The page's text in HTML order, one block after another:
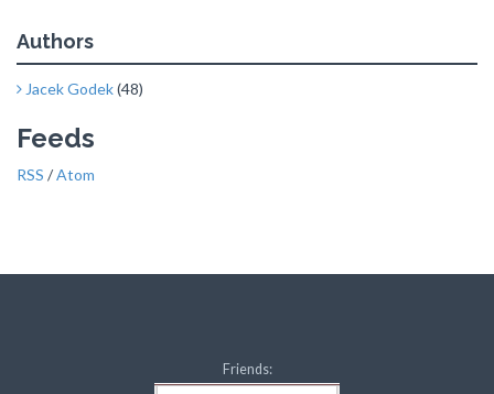
Authors
Jacek Godek(48)
Feeds
RSS /Atom
Friends: